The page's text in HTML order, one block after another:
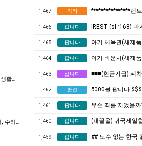
- 골드코스트 귀국세일 (소형가전 및 생활용품)
- 에어컨 및 상업용 냉장고 판매, 설치, 수리, 청소 전문 업체입니다.
1,467 기타 ****************렌
1,466 팝니다 IREST (sl-r168)
1,465 팝니다 아기 체육관(새제
1,464 팝니다 아기 바운서(새제
1,463 삽니다 ■■■(현금지급) 폐
1,462 환전 5000불 팝니다
1,461 팝니다 무슨 죄를 지었을
1,460 팝니다 (재끌올) 귀국세일
1,459 팝니다 ## 도수 없는 한국